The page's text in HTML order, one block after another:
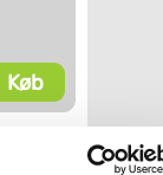
Køb